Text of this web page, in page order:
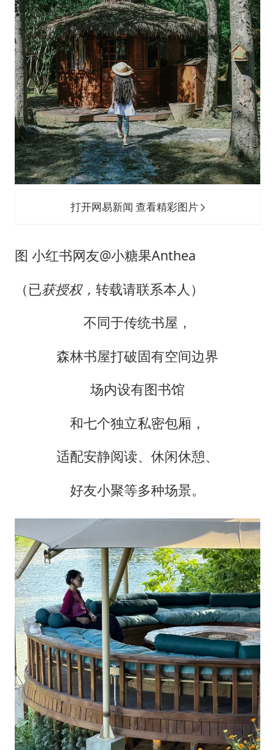
打开网易新闻 查看精彩图片
图 小红书网友@小糖果Anthea
（已获授权， 转载请联系本人）
不同于传统书屋，
森林书屋打破固有空间边界
场内设有图书馆
和七个独立私密包厢，
适配安静阅读、休闲休憩、
好友小聚等多种场景。